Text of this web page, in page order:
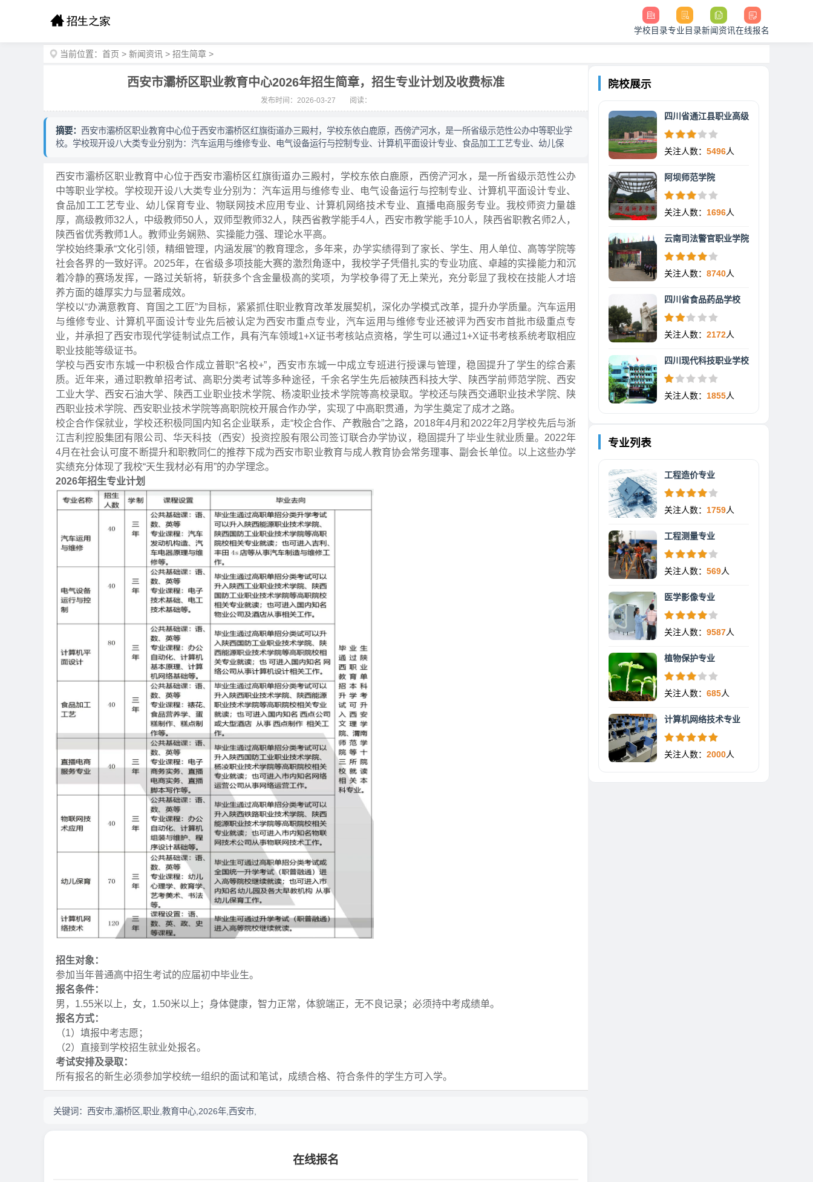
学校目录专业目录新闻资讯在线报名
当前位置： 首页 > 新闻资讯 > 招生简章 >
西安市灞桥区职业教育中心2026年招生简章，招生专业计划及收费标准
发布时间：2026-03-27 阅读：
摘要： 西安市灞桥区职业教育中心位于西安市灞桥区红旗街道办三殿村，学校东依白鹿原，西傍浐河水，是一所省级示范性公办中等职业学
校。学校现开设八大类专业分别为：汽车运用与维修专业、电气设备运行与控制专业、计算机平面设计专业、食品加工工艺专业、幼儿保
西安市灞桥区职业教育中心位于西安市灞桥区红旗街道办三殿村，学校东依白鹿原，西傍浐河水，是一所省级示范性公办
中等职业学校。学校现开设八大类专业分别为：汽车运用与维修专业、电气设备运行与控制专业、计算机平面设计专业、
食品加工工艺专业、幼儿保育专业、物联网技术应用专业、计算机网络技术专业、直播电商服务专业。我校师资力量雄
厚，高级教师32人，中级教师50人，双师型教师32人，陕西省教学能手4人，西安市教学能手10人，陕西省职教名师2人，
陕西省优秀教师1人。教师业务娴熟、实操能力强、理论水平高。
学校始终秉承“文化引领，精细管理，内涵发展”的教育理念，多年来，办学实绩得到了家长、学生、用人单位、高等学院等
社会各界的一致好评。2025年，在省级多项技能大赛的激烈角逐中，我校学子凭借扎实的专业功底、卓越的实操能力和沉
着冷静的赛场发挥，一路过关斩将，斩获多个含金量极高的奖项，为学校争得了无上荣光，充分彰显了我校在技能人才培
养方面的雄厚实力与显著成效。
学校以“办满意教育、育国之工匠”为目标，紧紧抓住职业教育改革发展契机，深化办学模式改革，提升办学质量。汽车运用
与维修专业、计算机平面设计专业先后被认定为西安市重点专业，汽车运用与维修专业还被评为西安市首批市级重点专
业，并承担了西安市现代学徒制试点工作，具有汽车领域1+X证书考核站点资格，学生可以通过1+X证书考核系统考取相应
职业技能等级证书。
学校与西安市东城一中积极合作成立普职“名校+”，西安市东城一中成立专班进行授课与管理，稳固提升了学生的综合素
质。近年来，通过职教单招考试、高职分类考试等多种途径，千余名学生先后被陕西科技大学、陕西学前师范学院、西安
工业大学、西安石油大学、陕西工业职业技术学院、杨凌职业技术学院等高校录取。学校还与陕西交通职业技术学院、陕
西职业技术学院、西安职业技术学院等高职院校开展合作办学，实现了中高职贯通，为学生奠定了成才之路。
校企合作保就业，学校还积极同国内知名企业联系，走“校企合作、产教融合”之路，2018年4月和2022年2月学校先后与浙
江吉利控股集团有限公司、华天科技（西安）投资控股有限公司签订联合办学协议，稳固提升了毕业生就业质量。2022年
4月在社会认可度不断提升和职教同仁的推荐下成为西安市职业教育与成人教育协会常务理事、副会长单位。以上这些办学
实绩充分体现了我校“天生我材必有用”的办学理念。
2026年招生专业计划
招生对象：
参加当年普通高中招生考试的应届初中毕业生。
报名条件：
男，1.55米以上，女，1.50米以上；身体健康，智力正常，体貌端正，无不良记录；必须持中考成绩单。
报名方式：
（1）填报中考志愿；
（2）直接到学校招生就业处报名。
考试安排及录取：
所有报名的新生必须参加学校统一组织的面试和笔试，成绩合格、符合条件的学生方可入学。
关键词： 西安市,灞桥区,职业,教育中心,2026年,西安市,
在线报名
院校展示
四川省通江县职业高级
关注人数： 5496人
阿坝师范学院
关注人数： 1696人
云南司法警官职业学院
关注人数： 8740人
四川省食品药品学校
关注人数： 2172人
四川现代科技职业学校
关注人数： 1855人
专业列表
工程造价专业
关注人数： 1759人
工程测量专业
关注人数： 569人
医学影像专业
关注人数： 9587人
植物保护专业
关注人数： 685人
计算机网络技术专业
关注人数： 2000人